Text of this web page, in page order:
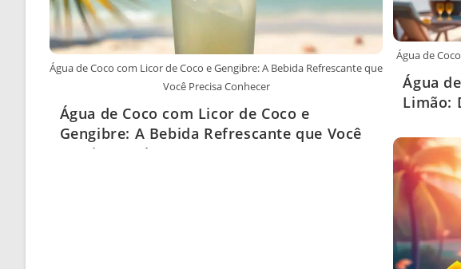
Água de Coco com Licor de Coco e Gengibre: A Bebida Refrescante que
Você Precisa Conhecer
Água de Coco com Licor de Coco e
Gengibre: A Bebida Refrescante que Você
Precisa Conhecer
Água de
Água
Limão: